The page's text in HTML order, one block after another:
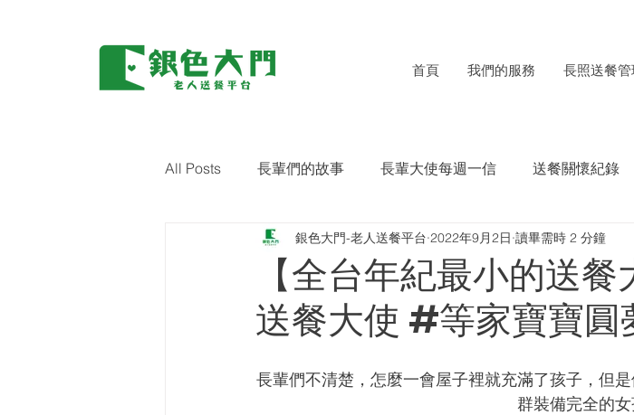
首頁 我們的服務 長照送餐
All Posts 長輩們的故事 長輩大使每週一信 送餐關懷紀錄
環保｜零廢棄 藝術關懷 每月食材捐贈電子報 ESG成
【全台年紀最小的送
送餐大使 #等家寶寶圓
銀色大門-老人送餐平台 2022年9月2日 讀畢需時 2 分鐘
長輩們不清楚，怎麼一會屋子裡就充滿了孩子，但
群裝備完全的女